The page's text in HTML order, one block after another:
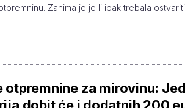
Zanima je je li ipak trebala
otpremnine za mirovinu:
dobit će i dodatnih 200